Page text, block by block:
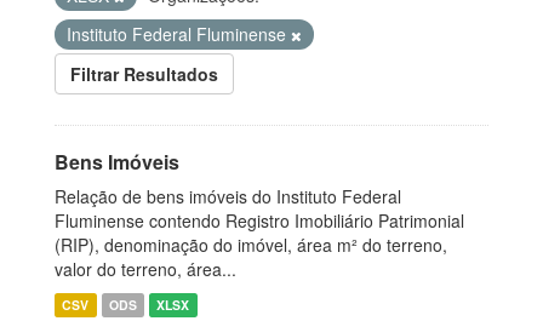
Instituto Federal Fluminense
Filtrar Resultados
Bens Imóveis
Relação de bens imóveis do Instituto Federal
Fluminense contendo Registro Imobiliário Patrimonial
(RIP), denominação do imóvel, área m² do terreno,
valor do terreno, área...
CSV ODS XLSX